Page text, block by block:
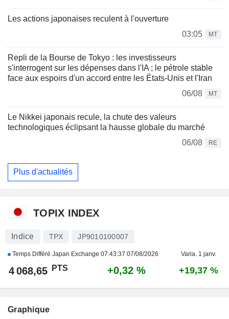
Les actions japonaises reculent à l'ouverture
03:05
MT
Repli de la Bourse de Tokyo : les investisseurs
s'interrogent sur les dépenses dans l'IA ; le pétrole stable
face aux espoirs d'un accord entre les États-Unis et l'Iran
06/08
MT
Le Nikkei japonais recule, la chute des valeurs
technologiques éclipsant la hausse globale du marché
06/08
RE
Plus d'actualités
TOPIX INDEX
Indice TPX JP9010100007
Temps Différé Japan Exchange 07:43:37 07/08/2026 Varia. 1 janv.
4 068,65 PTS +0,32 % +19,37 %
Graphique